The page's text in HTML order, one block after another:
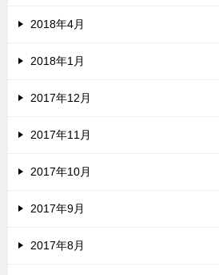
2018年4月
2018年1月
2017年12月
2017年11月
2017年10月
2017年9月
2017年8月